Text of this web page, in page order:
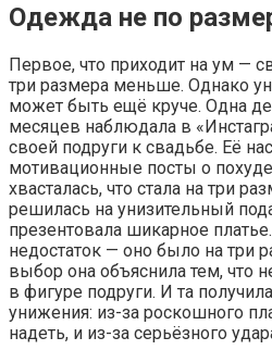
Одежда не по
Первое, что приходит на ум —
три размера меньше. Однако
может быть ещё круче. Одна
месяцев наблюдала в
своей подруги к свадьбе. Её
мотивационные посты о
хвасталась, что стала на три
решилась на унизительный
презентовала шикарное
недостаток — оно было на три
выбор она объяснила тем, что
в фигуре подруги. И та
унижения: из-за роскошного
надеть, и из-за серьёзного